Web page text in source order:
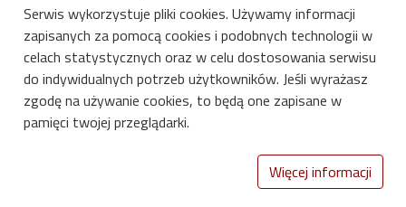
International Centre for Research on
Innovative Bio-based Materials
Serwis wykorzystuje pliki cookies. Używamy informacji
zapisanych za pomocą cookies i podobnych technologii w
celach statystycznych oraz w celu dostosowania serwisu
do indywidualnych potrzeb użytkowników. Jeśli wyrażasz
zgodę na używanie cookies, to będą one zapisane w
pamięci twojej przeglądarki.
Więcej informacji